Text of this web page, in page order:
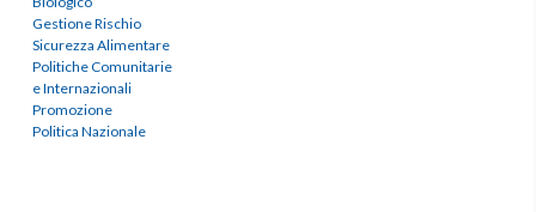
Gestione Rischio
Sicurezza Alimentare
Politiche Comunitarie
e Internazionali
Promozione
Politica Nazionale